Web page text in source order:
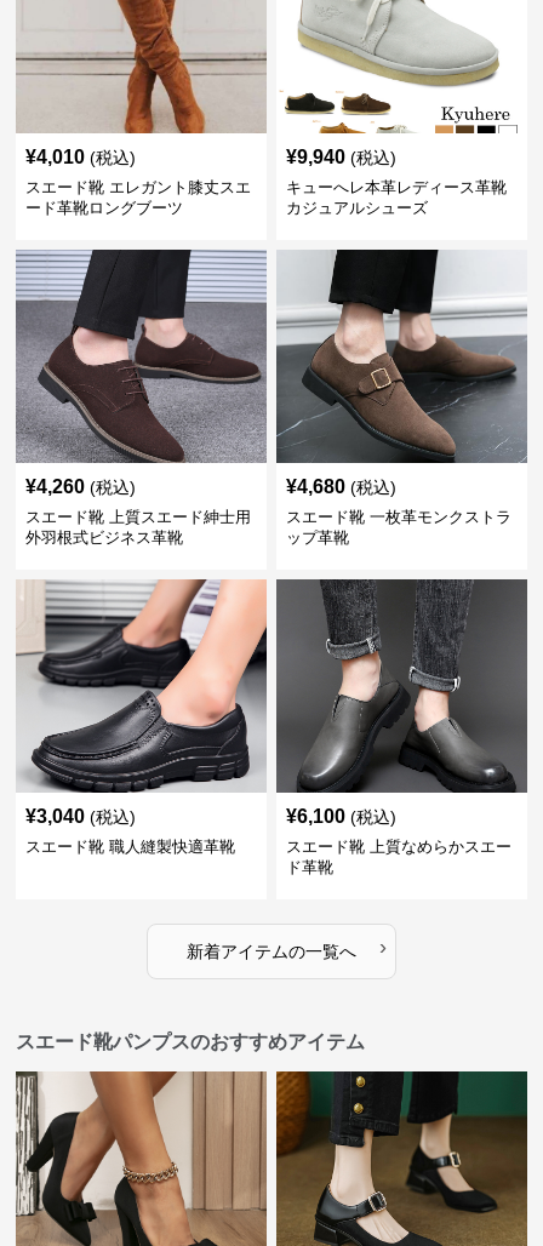
¥4,010 (税込)
スエード靴 エレガント膝丈スエ
ード革靴ロングブーツ
¥9,940 (税込)
キューへレ本革レディース革靴
カジュアルシューズ
¥4,260 (税込)
スエード靴 上質スエード紳士用
外羽根式ビジネス革靴
¥4,680 (税込)
スエード靴 一枚革モンクストラ
ップ革靴
¥3,040 (税込)
スエード靴 職人縫製快適革靴
¥6,100 (税込)
スエード靴 上質なめらかスエー
ド革靴
新着アイテムの一覧へ ›
スエード靴パンプスのおすすめアイテム